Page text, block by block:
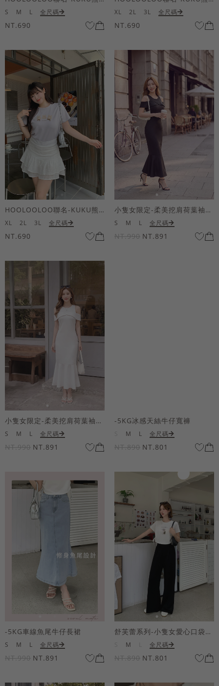
S M L 全尺碼
NT.690
XL 2L 3L 全尺碼
NT.690
HOOLOOLOO聯名-KUKU熊蝴蝶結短袖上衣
XL 2L 3L 全尺碼
NT.690
小隻女限定-柔美挖肩荷葉袖魚尾長洋裝
S M L 全尺碼
NT.990 NT.891
小隻女限定-柔美挖肩荷葉袖魚尾長洋裝
S M L 全尺碼
NT.990 NT.891
-5KG冰感天絲牛仔寬褲
M L 全尺碼
NT.890 NT.801
-5KG車線魚尾牛仔長裙
S M L 全尺碼
NT.990 NT.891
舒芙蕾系列-小隻女愛心口袋寬褲
M 全尺碼
NT.890 NT.801